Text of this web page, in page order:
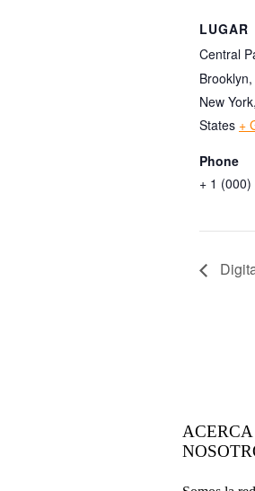
LUGAR
Central
New York,
States +
Phone
+ 1